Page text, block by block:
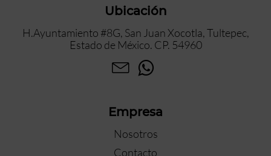
Ubicación
H.Ayuntamiento #8G, San Juan Xocotla, Tultepec,
Estado de México. CP. 54960
Empresa
Nosotros
Contacto